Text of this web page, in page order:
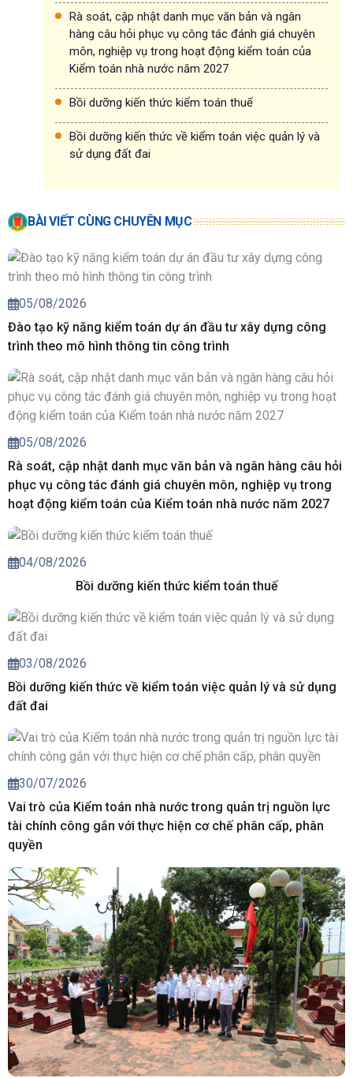
Rà soát, cập nhật danh mục văn bản và ngân
hàng câu hỏi phục vụ công tác đánh giá chuyên
môn, nghiệp vụ trong hoạt động kiểm toán của
Kiểm toán nhà nước năm 2027
Bồi dưỡng kiến thức kiểm toán thuế
Bồi dưỡng kiến thức về kiểm toán việc quản lý và
sử dụng đất đai
BÀI VIẾT CÙNG CHUYÊN MỤC
05/08/2026
Đào tạo kỹ năng kiểm toán dự án đầu tư xây dựng công
trình theo mô hình thông tin công trình
05/08/2026
Rà soát, cập nhật danh mục văn bản và ngân hàng câu hỏi
phục vụ công tác đánh giá chuyên môn, nghiệp vụ trong
hoạt động kiểm toán của Kiểm toán nhà nước năm 2027
04/08/2026
Bồi dưỡng kiến thức kiểm toán thuế
03/08/2026
Bồi dưỡng kiến thức về kiểm toán việc quản lý và sử dụng
đất đai
30/07/2026
Vai trò của Kiểm toán nhà nước trong quản trị nguồn lực
tài chính công gắn với thực hiện cơ chế phân cấp, phân
quyền